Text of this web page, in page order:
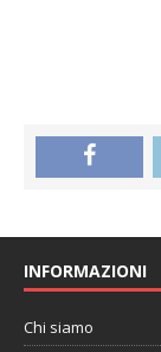
INFORMAZIONI
Chi siamo